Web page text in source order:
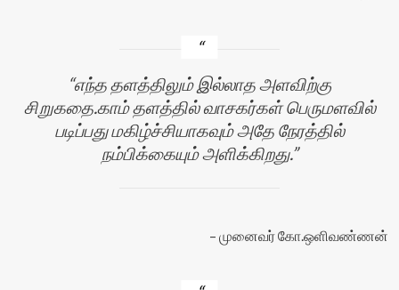
எந்த தளத்திலும் இல்லாத அளவிற்கு
சிறுகதை.காம் தளத்தில் வாசகர்கள் பெருமளவில்
படிப்பது மகிழ்ச்சியாகவும் அதே நேரத்தில்
நம்பிக்கையும் அளிக்கிறது.
முனைவர் கோ.ஒளிவண்ணன்